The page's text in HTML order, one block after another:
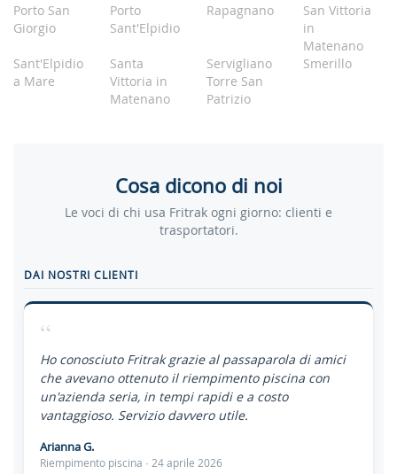
Porto San
Giorgio
Porto
Sant'Elpidio
Rapagnano
San Vittoria
in
Matenano
Sant'Elpidio
a Mare
Santa
Vittoria in
Matenano
Servigliano
Smerillo
Torre San
Patrizio
Cosa dicono di noi
Le voci di chi usa Fritrak ogni giorno: clienti e
trasportatori.
DAI NOSTRI CLIENTI
“
Ho conosciuto Fritrak grazie al passaparola di amici
che avevano ottenuto il riempimento piscina con
un'azienda seria, in tempi rapidi e a costo
vantaggioso. Servizio davvero utile.
Arianna G.
Riempimento piscina · 24 aprile 2026